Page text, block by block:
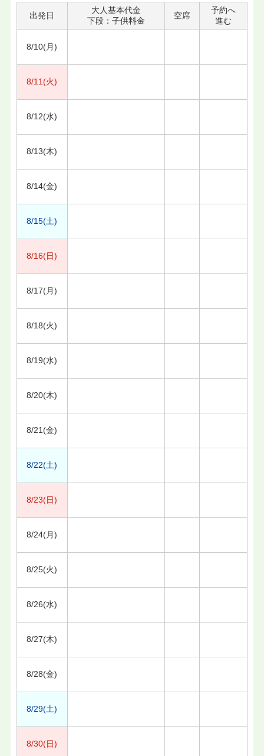
出発日
大人基本代金
下段：子供料金
空席
予約へ
進む
8/10(月)
8/11(火)
8/12(水)
8/13(木)
8/14(金)
8/15(土)
8/16(日)
8/17(月)
8/18(火)
8/19(水)
8/20(木)
8/21(金)
8/22(土)
8/23(日)
8/24(月)
8/25(火)
8/26(水)
8/27(木)
8/28(金)
8/29(土)
8/30(日)